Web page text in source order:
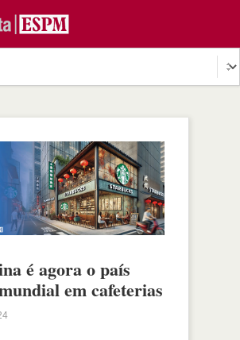
é agora o país
em cafeterias